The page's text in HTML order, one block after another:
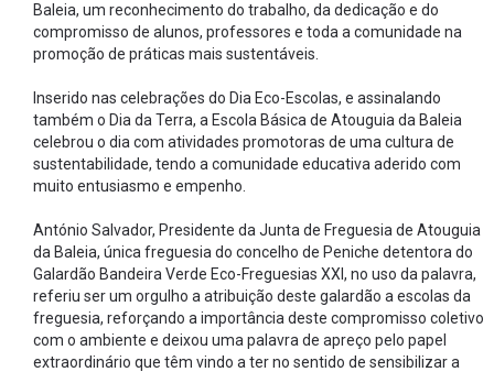
Baleia, um reconhecimento do trabalho, da dedicação e do
compromisso de alunos, professores e toda a comunidade na
promoção de práticas mais sustentáveis.
Inserido nas celebrações do Dia Eco-Escolas, e assinalando
também o Dia da Terra, a Escola Básica de Atouguia da Baleia
celebrou o dia com atividades promotoras de uma cultura de
sustentabilidade, tendo a comunidade educativa aderido com
muito entusiasmo e empenho.
António Salvador, Presidente da Junta de Freguesia de Atouguia
da Baleia, única freguesia do concelho de Peniche detentora do
Galardão Bandeira Verde Eco-Freguesias XXI, no uso da palavra,
referiu ser um orgulho a atribuição deste galardão a escolas da
freguesia, reforçando a importância deste compromisso coletivo
com o ambiente e deixou uma palavra de apreço pelo papel
extraordinário que têm vindo a ter no sentido de sensibilizar a